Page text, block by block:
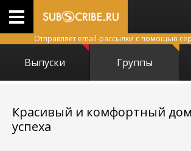
Отправляет email-рассылки с помощью
Выпуски Группы
Красивый и комфортный
успеха